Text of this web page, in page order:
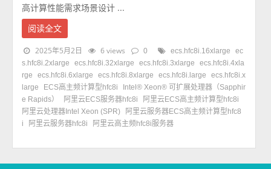
高计算性能需求场景设计 ...
阅读全文
2025年5月2日 6 views 0 ecs.hfc8i.16xlarge
ec
s.hfc8i.2xlarge
ecs.hfc8i.32xlarge ecs.hfc8i.3xlarge
ecs.hfc8i.4xla
rge
ecs.hfc8i.6xlarge ecs.hfc8i.8xlarge ecs.hfc8i.large
ecs.hfc8i.x
large
ECS高主频计算型hfc8i
Intel® Xeon® 可扩展处理器（Sapphir
e Rapids）
阿里云ECS服务器hfc8i
阿里云ECS高主频计算型hfc8i
阿里云处理器Intel Xeon (SPR)
阿里云服务器ECS高主频计算型hfc8
i
阿里云服务器hfc8i 阿里云高主频hfc8i服务器